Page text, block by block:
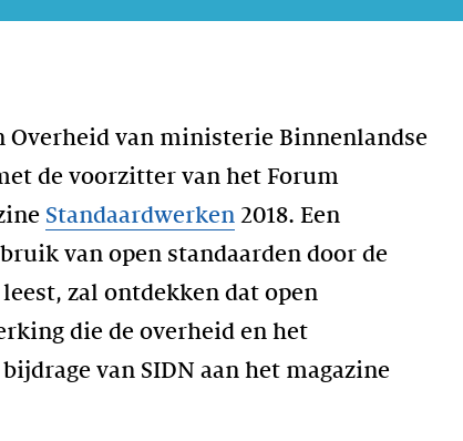
van ministerie Binnenlandse
de voorzitter van het Forum
Standaardwerken 2018. Een
van open standaarden door de
zal ontdekken dat open
die de overheid en het
van SIDN aan het magazine